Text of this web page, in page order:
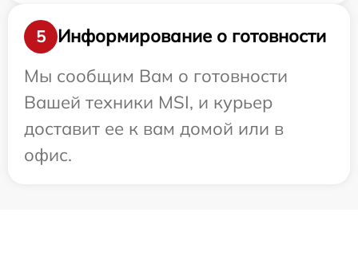
5
Информирование о готовности
Мы сообщим Вам о готовности
Вашей техники MSI, и курьер
доставит ее к вам домой или в
офис.